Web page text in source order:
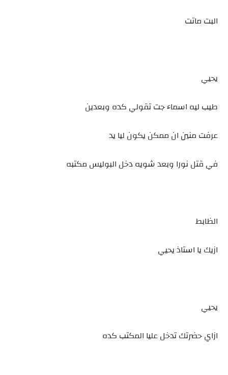
البت ماتت
يحيي
طيب ليه اسماء جت تقولي كده وبعدين
عرفت منين ان ممكن يكون ليا يد
في قتل نورا وبعد شويه دخل البوليس مكتبه
الظابط
ازيك يا استاذ يحيي
يحيي
ازاي حضرتك تدخل عليا المكتب كده